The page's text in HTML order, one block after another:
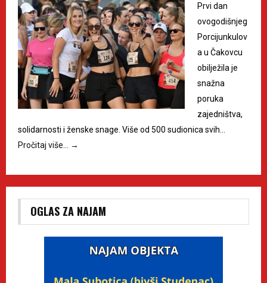
Prvi dan
ovogodišnjeg
Porcijunkulov
a u Čakovcu
obilježila je
snažna
poruka
zajedništva,
solidarnosti i ženske snage. Više od 500 sudionica svih…
Pročitaj više…
→
OGLAS ZA NAJAM